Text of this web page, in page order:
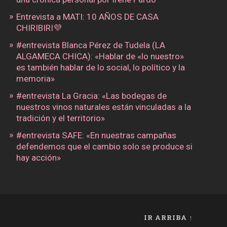
Entrevista a MATI: 10 AÑOS DE CASA
CHIRIBIRI💜
#entrevista Blanca Pérez de Tudela (LA
ALGAMECA CHICA): «Hablar de «lo nuestro»
es también hablar de lo social, lo político y la
memoria»
#entrevista La Gracia: «Las bodegas de
nuestros vinos naturales están vinculadas a la
tradición y el territorio»
#entrevista SAFE: «En nuestras campañas
defendemos que el cambio solo se produce si
hay acción»
IR ARRIBA ↑